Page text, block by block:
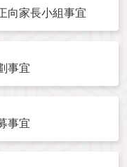
向家長小組事宜
事宜
事宜